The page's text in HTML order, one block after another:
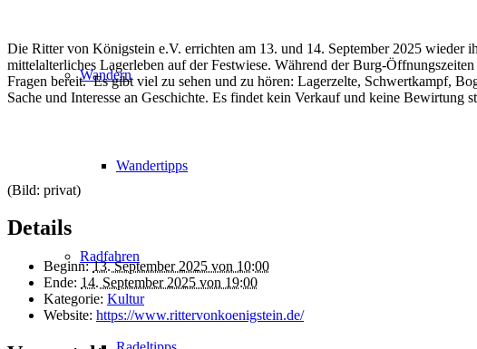
Wandern
Wandertipps
Radfahren
Die Ritter von Königstein e.V. errichten am 13. und 14. September 2025 wieder
mittelalterliches Lagerleben auf der Festwiese. Während der Burg-
Fragen bereit. Es gibt viel zu sehen und zu hören: Lagerzelte, Schwertkampf,
Sache und Interesse an Geschichte. Es findet kein Verkauf und keine Bewirtung
(Bild: privat)
Details
Beginn: 13. September 2025 von 10:00
Ende: 14. September 2025 von 19:00
Kategorie: Kultur
Website: https://www.rittervonkoenigstein.de/